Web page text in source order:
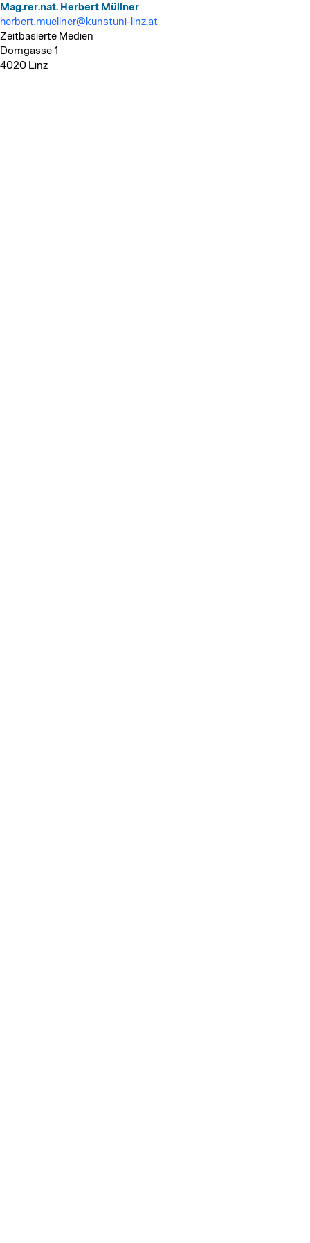
Mag.rer.nat. Herbert Müllner
herbert.muellner@kunstuni-linz.at
Zeitbasierte Medien
Domgasse 1
4020 Linz